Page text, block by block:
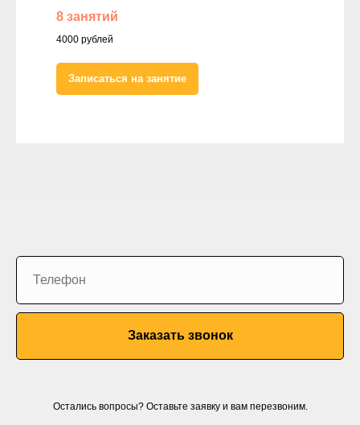
8 занятий
4000 рублей
Записаться на занятие
Заказать звонок
Остались вопросы? Оставьте заявку и вам перезвоним.